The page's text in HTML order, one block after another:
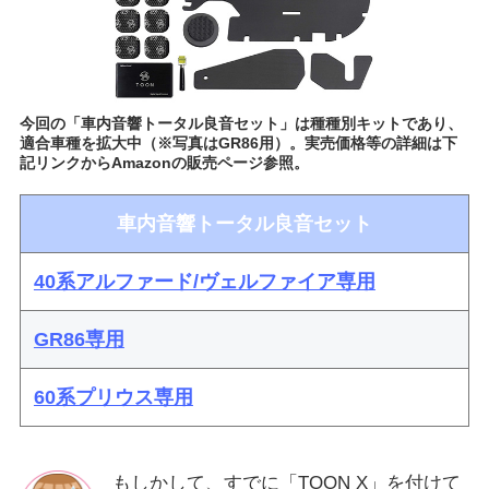
今回の「車内音響トータル良音セット」は種種別キットであり、
適合車種を拡大中（※写真はGR86用）。実売価格等の詳細は下
記リンクからAmazonの販売ページ参照。
車内音響トータル良音セット
40系アルファード/ヴェルファイア専用
GR86専用
60系プリウス専用
もしかして、すでに「TOON X」を付けて